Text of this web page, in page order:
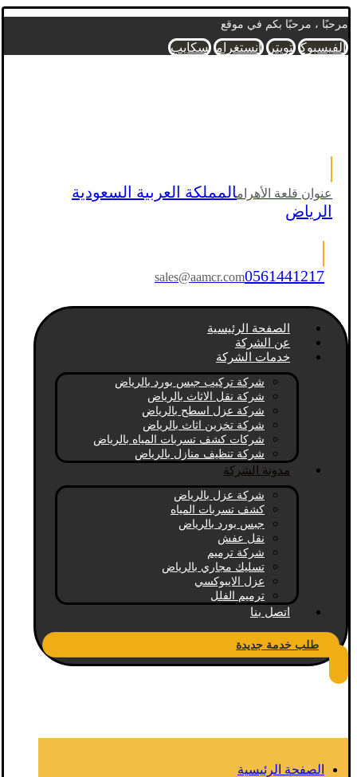
مرحبًا ، مرحبًا بكم في موقع
الفيسبوك تويتر انستغرام سكايب
عنوان قلعة الأهرامالمملكة العربية السعودية
الرياض
sales@aamcr.com0561441217
الصفحة الرئيسية
عن الشركة
خدمات الشركة
شركة تركيب جبس بورد بالرياض
شركة نقل الاثاث بالرياض
شركة عزل اسطح بالرياض
شركة تخزين اثاث بالرياض
شركات كشف تسربات المياه بالرياض
شركة تنظيف منازل بالرياض
مدونة الشركة
شركة عزل بالرياض
كشف تسربات المياه
جبس بورد بالرياض
نقل عفش
شركة ترميم
تسليك مجاري بالرياض
عزل الايبوكسي
ترميم الفلل
اتصل بنا
طلب خدمة جديدة
الصفحة الرئيسية